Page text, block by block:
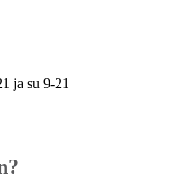
ja su 9-21